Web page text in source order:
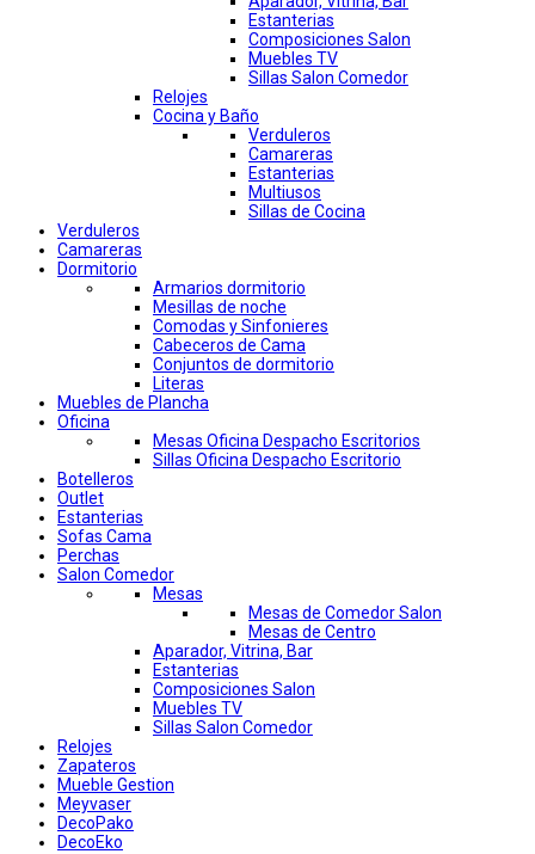
Estanterias
Composiciones Salon
Muebles TV
Sillas Salon Comedor
Relojes
Cocina y Baño
Verduleros
Camareras
Estanterias
Multiusos
Sillas de Cocina
Verduleros
Camareras
Dormitorio
Armarios dormitorio
Mesillas de noche
Comodas y Sinfonieres
Cabeceros de Cama
Conjuntos de dormitorio
Literas
Muebles de Plancha
Oficina
Mesas Oficina Despacho Escritorios
Sillas Oficina Despacho Escritorio
Botelleros
Outlet
Estanterias
Sofas Cama
Perchas
Salon Comedor
Mesas
Mesas de Comedor Salon
Mesas de Centro
Aparador, Vitrina, Bar
Estanterias
Composiciones Salon
Muebles TV
Sillas Salon Comedor
Relojes
Zapateros
Mueble Gestion
Meyvaser
DecoPako
DecoEko